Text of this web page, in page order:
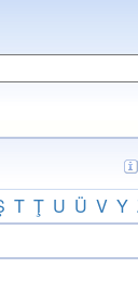
T Ţ U Ü V Y